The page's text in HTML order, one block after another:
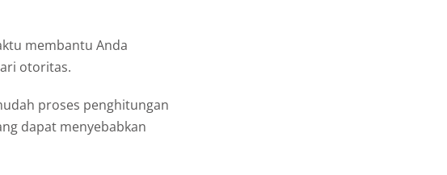
membantu Anda
otoritas.
proses penghitungan
dapat menyebabkan